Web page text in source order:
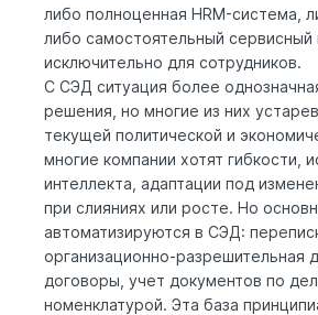
либо полноценная HRM-система,
либо самостоятельный сервисный
исключительно для сотрудников.
С СЭД ситуация более
решения, но многие из них
текущей политической и
многие компании хотят гибкости,
интеллекта, адаптации под
при слияниях или росте. Но
автоматизируются в СЭД:
организационно-разрешительная
договоры, учет документов по
номенклатурой. Эта база